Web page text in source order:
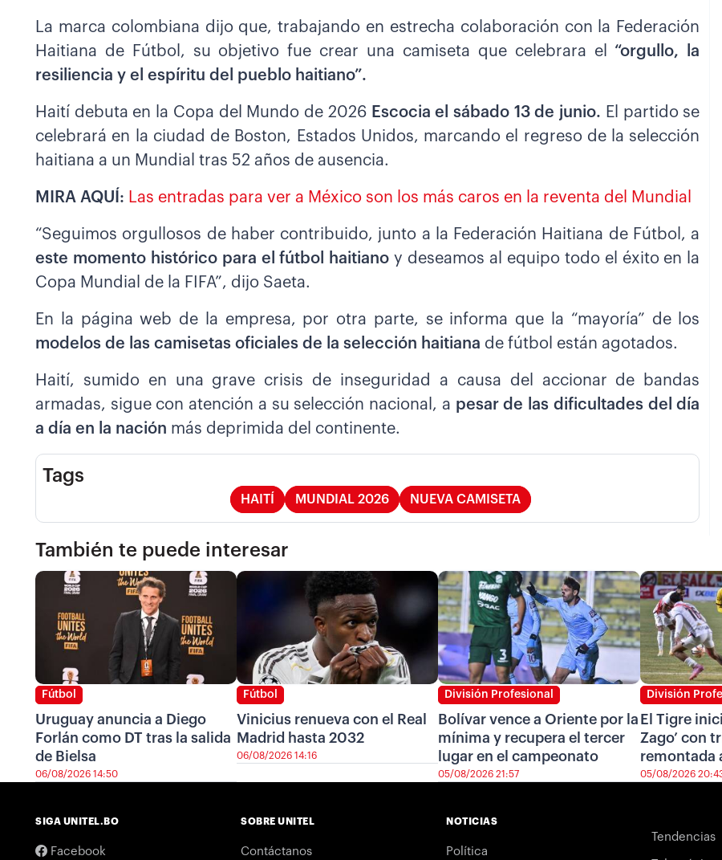
La marca colombiana dijo que, trabajando en estrecha colaboración con la Federación
Haitiana de Fútbol, su objetivo fue crear una camiseta que celebrara el “orgullo, la
resiliencia y el espíritu del pueblo haitiano”.
Haití debuta en la Copa del Mundo de 2026Escocia el sábado 13 de junio. El partido se
celebrará en la ciudad de Boston, Estados Unidos, marcando el regreso de la selección
haitiana a un Mundial tras 52 años de ausencia.
MIRA AQUÍ: Las entradas para ver a México son los más caros en la reventa del Mundial
“Seguimos orgullosos de haber contribuido, junto a la Federación Haitiana de Fútbol, a
este momento histórico para el fútbol haitiano y deseamos al equipo todo el éxito en la
Copa Mundial de la FIFA”, dijo Saeta.
En la página web de la empresa, por otra parte, se informa que la “mayoría” de los
modelos de las camisetas oficiales de la selección haitiana de fútbol están agotados.
Haití, sumido en una grave crisis de inseguridad a causa del accionar de bandas
armadas, sigue con atención a su selección nacional, a pesar de las dificultades del día
a día en la nación más deprimida del continente.
Tags
HAITÍ MUNDIAL 2026 NUEVA CAMISETA
También te puede interesar
Fútbol
Uruguay anuncia a Diego
Forlán como DT tras la salida
de Bielsa
06/08/2026 14:50
Fútbol
Vinicius renueva con el Real
Madrid hasta 2032
06/08/2026 14:16
División Profesional
Bolívar vence a Oriente por la
mínima y recupera el tercer
lugar en el campeonato
05/08/2026 21:57
División
El Tigre
Zago’ con
remontada
05/08/2026
SIGA UNITEL.BO
Facebook
SOBRE UNITEL
Contáctanos
NOTICIAS
Política
Tendencias